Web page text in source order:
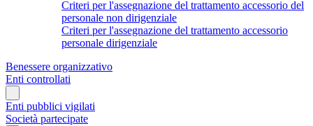
Criteri per l'assegnazione del trattamento accessorio del
personale non dirigenziale
Criteri per l'assegnazione del trattamento accessorio
personale dirigenziale
Benessere organizzativo
Enti controllati
Enti pubblici vigilati
Società partecipate